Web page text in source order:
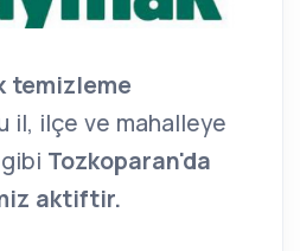
temizleme
il, ilçe ve mahalleye
Tozkoparan'da
aktiftir.